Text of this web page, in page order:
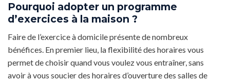
Pourquoi adopter un programme
d’exercices à la maison ?
Faire de l’exercice à domicile présente de nombreux
bénéfices. En premier lieu, la flexibilité des horaires vous
permet de choisir quand vous voulez vous entraîner, sans
avoir à vous soucier des horaires d’ouverture des salles de